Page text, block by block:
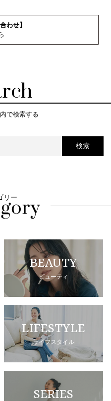
わせ】
で検索する
検索
リー
BEAUTY
ビューティ
LIFESTYLE
ライフスタイル
SERIES